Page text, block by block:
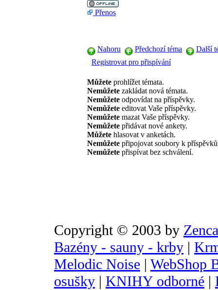
Přenos
Nahoru Předchozí téma
Další
Registrovat pro přispívání
Můžete prohlížet témata.
Nemůžete zakládat nová témata.
Nemůžete odpovídat na příspěvky.
Nemůžete editovat Vaše příspěvky.
Nemůžete mazat Vaše příspěvky.
Nemůžete přidávat nové ankety.
Můžete hlasovat v anketách.
Nemůžete připojovat soubory k
Nemůžete přispívat bez schválení.
Copyright © 2003 by
Bazény - sauny - krby |
Melodic Noise | WebShop
osušky | KNIHY odborné |